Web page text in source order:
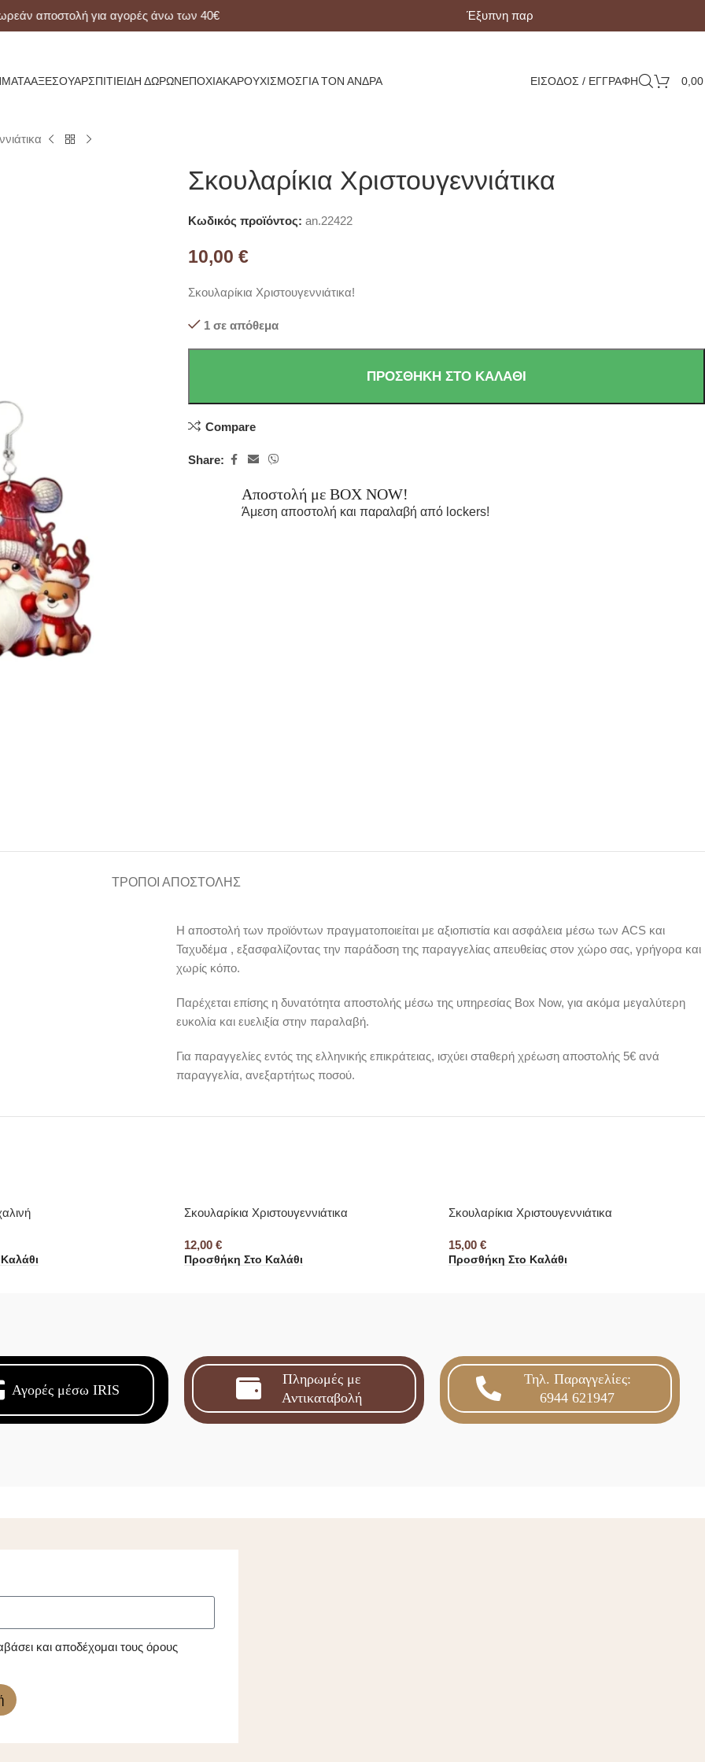
αποστολή για αγορές άνω των 40€ Έξυπνη παραλαβή με Box Now!
ΑΞΕΣΟΥΆΡΣΠΊΤΙΕΊΔΗ ΔΏΡΩΝΕΠΟΧΙΑΚΆΡΟΥΧΙΣΜΌΣΓΙΑ ΤΟΝ ΆΝΔΡΑ ΕΙΣΟΔΟΣ / ΕΓΓΡΑΦΗ
Σκουλαρίκια Χριστουγεννιάτικα
Κωδικός προϊόντος: an.22422
10,00 €
Σκουλαρίκια Χριστουγεννιάτικα!
1 σε απόθεμα
ΠΡΟΣΘΉΚΗ ΣΤΟ ΚΑΛΆΘΙ
Compare
Share:
Αποστολή με BOX NOW!
Άμεση αποστολή και παραλαβή από lockers!
ΤΡΌΠΟΙ ΑΠΟΣΤΟΛΉΣ
Η αποστολή των προϊόντων πραγματοποιείται με αξιοπιστία και ασφάλεια μέσω των ACS και
Ταχυδέμα , εξασφαλίζοντας την παράδοση της παραγγελίας απευθείας στον χώρο σας, γρήγορα και
χωρίς κόπο.
Παρέχεται επίσης η δυνατότητα αποστολής μέσω της υπηρεσίας Box Now, για ακόμα μεγαλύτερη
ευκολία και ευελιξία στην παραλαβή.
Για παραγγελίες εντός της ελληνικής επικράτειας, ισχύει σταθερή χρέωση αποστολής 5€ ανά
παραγγελία, ανεξαρτήτως ποσού.
Σκουλαρίκια Χριστουγεννιάτικα
12,00 €
Προσθήκη Στο Καλάθι
Σκουλαρίκια Χριστουγεννιάτικα
15,00 €
Προσθήκη Στο Καλάθι
Αγορές μέσω IRIS
Πληρωμές με
Αντικαταβολή
Τηλ. Παραγγελίες:
6944 621947
και αποδέχομαι τους όρους